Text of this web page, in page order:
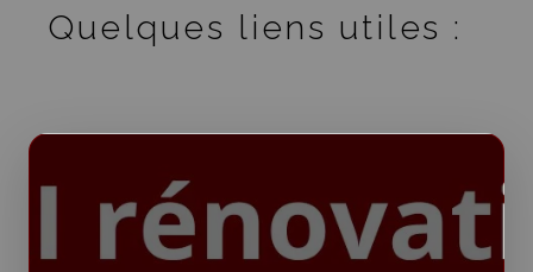
Quelques liens utiles :